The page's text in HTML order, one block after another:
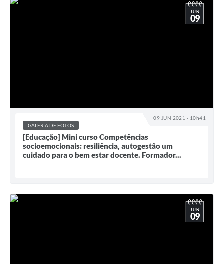
09 JUN 2021 - 10h41
JUN
09
GALERIA DE FOTOS
[Educação] Mini curso Competências
socioemocionais: resiliência, autogestão um
cuidado para o bem estar docente. Formador...
JUN
09